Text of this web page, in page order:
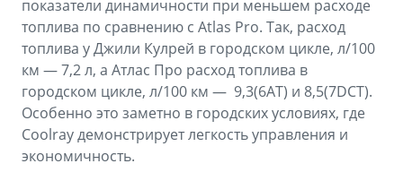
показатели динамичности при меньшем расходе
топлива по сравнению с Atlas Pro. Так, расход
топлива у Джили Кулрей в городском цикле, л/100
км — 7,2 л, а Атлас Про расход топлива в
городском цикле, л/100 км — 9,3(6АТ) и 8,5(7DCT).
Особенно это заметно в городских условиях, где
Coolray демонстрирует легкость управления и
экономичность.